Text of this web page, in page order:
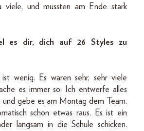
viele, und mussten am Ende stark
es dir, dich auf 26 Styles zu
wenig. Es waren sehr, sehr viele
es immer so: Ich entwerfe alles
und gebe es am Montag dem Team.
schon etwas raus. Es ist ein
langsam in die Schule schicken.